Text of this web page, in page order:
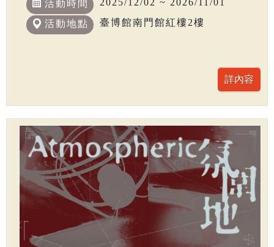
活動時間 2025/12/02 ~ 2026/11/01
活動地點 臺博館南門館紅樓2樓